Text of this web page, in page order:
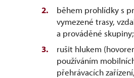
během prohlídky s
vymezené trasy,
a prováděné skupiny;
rušit hlukem
používáním
přehrávacích